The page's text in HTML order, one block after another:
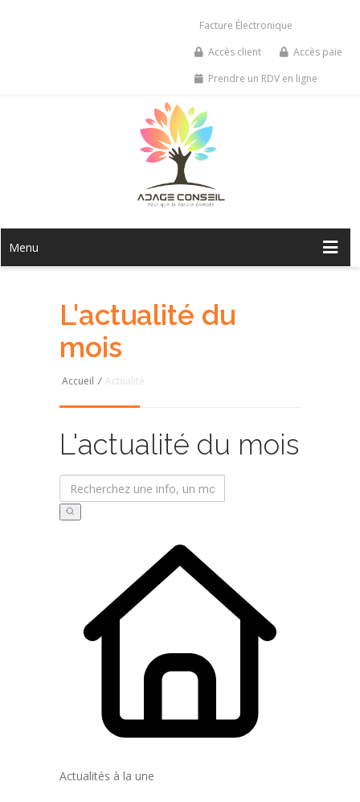
Facture Électronique
Accès client
Accès paie
Prendre un RDV en ligne
Menu
L'actualité du
mois
Accueil / Actualité
L'actualité du mois
Actualités à la une